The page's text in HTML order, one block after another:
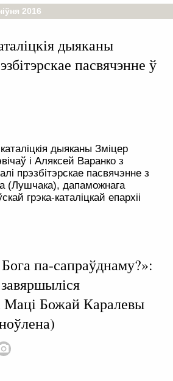
2016
дыяканы
пасвячэнне ў
дыяканы Зміцер
і Аляксей Варанко з
прэзбітэрскае пасвячэнне з
(Лушчака), дапаможнага
грэка-каталіцкай епархіі
па-сапраўднаму?»:
Маці Божай Каралевы